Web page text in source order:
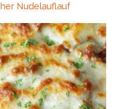
Nudelauflauf